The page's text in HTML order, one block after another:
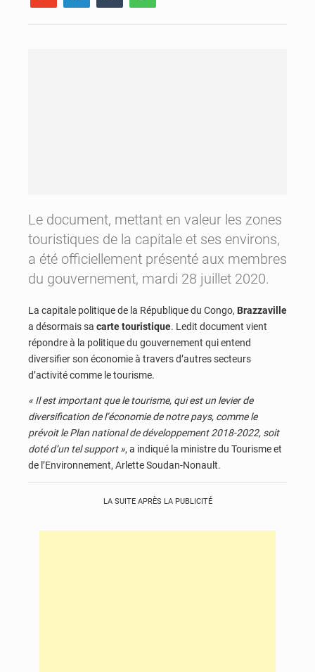
Le document, mettant en valeur les zones
touristiques de la capitale et ses environs,
a été officiellement présenté aux membres
du gouvernement, mardi 28 juillet 2020.
La capitale politique de la République du Congo, Brazzaville
a désormais sa carte touristique. Ledit document vient
répondre à la politique du gouvernement qui entend
diversifier son économie à travers d’autres secteurs
d’activité comme le tourisme.
« Il est important que le tourisme, qui est un levier de
diversification de l’économie de notre pays, comme le
prévoit le Plan national de développement 2018-2022, soit
doté d’un tel support », a indiqué la ministre du Tourisme et
de l’Environnement, Arlette Soudan-Nonault.
LA SUITE APRÈS LA PUBLICITÉ